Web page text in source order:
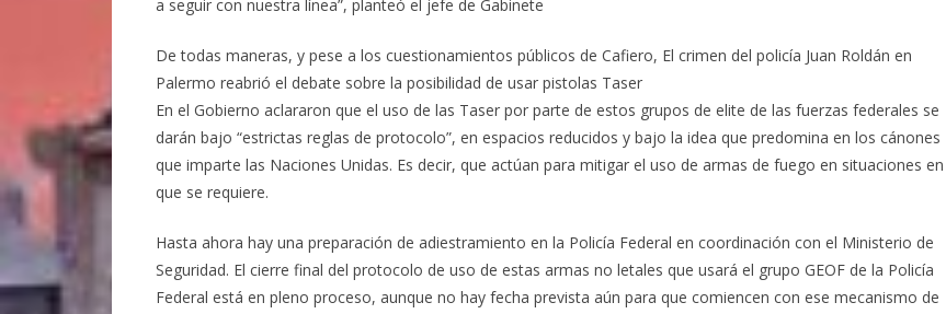
a seguir con nuestra línea”, planteó el jefe de Gabinete
De todas maneras, y pese a los cuestionamientos públicos de Cafiero, El crimen del policía Juan Roldán en
Palermo reabrió el debate sobre la posibilidad de usar pistolas Taser
En el Gobierno aclararon que el uso de las Taser por parte de estos grupos de elite de las fuerzas federales se
darán bajo “estrictas reglas de protocolo”, en espacios reducidos y bajo la idea que predomina en los cánones
que imparte las Naciones Unidas. Es decir, que actúan para mitigar el uso de armas de fuego en situaciones en
que se requiere.
Hasta ahora hay una preparación de adiestramiento en la Policía Federal en coordinación con el Ministerio de
Seguridad. El cierre final del protocolo de uso de estas armas no letales que usará el grupo GEOF de la Policía
Federal está en pleno proceso, aunque no hay fecha prevista aún para que comiencen con ese mecanismo de